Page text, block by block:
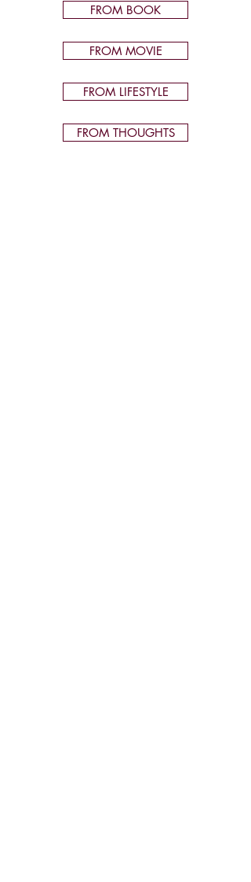
FROM BOOK
FROM MOVIE
FROM LIFESTYLE
FROM THOUGHTS